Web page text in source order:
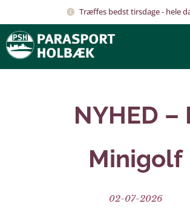
Træffes bedst tirsdage - hele
NYHED –
Minigolf
02-07-2026